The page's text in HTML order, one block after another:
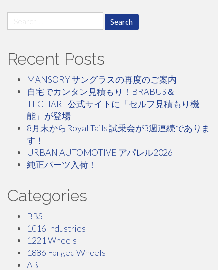
for:
Recent Posts
MANSORY サングラスの再度のご案内
自宅でカンタン見積もり！BRABUS＆
TECHART公式サイトに「セルフ見積もり機
能」が登場
8月末からRoyal Tails 試乗会が3週連続でありま
す！
URBAN AUTOMOTIVE アパレル2026
純正パーツ入荷！
Categories
BBS
1016 Industries
1221 Wheels
1886 Forged Wheels
ABT